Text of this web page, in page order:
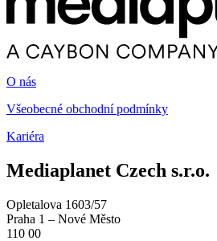
O nás
Všeobecné obchodní podmínky
Kariéra
Mediaplanet Czech s.r.o.
Opletalova 1603/57
Praha 1 – Nové Město
110 00